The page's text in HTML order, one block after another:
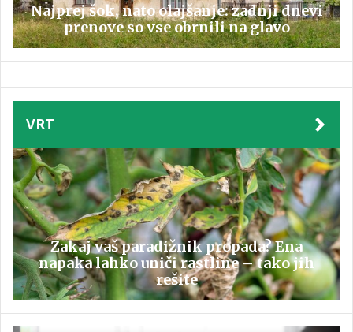
Najprej šok, nato olajšanje: zadnji dnevi
prenove so vse obrnili na glavo
VRT
Zakaj vaš paradižnik propada? Ena
napaka lahko uniči rastline – tako jih
rešite